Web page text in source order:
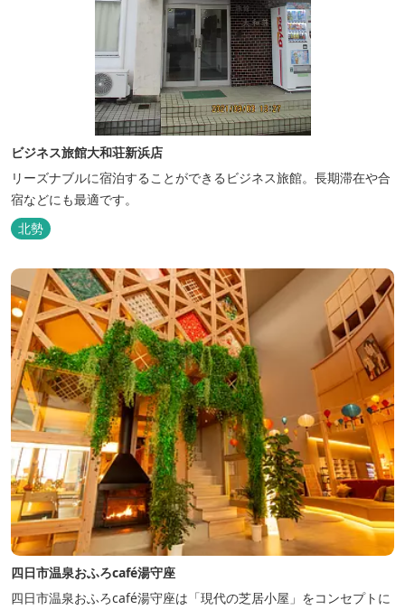
ビジネス旅館大和荘新浜店
リーズナブルに宿泊することができるビジネス旅館。長期滞在や合
宿などにも最適です。
北勢
四日市温泉おふろcafé湯守座
四日市温泉おふろcafé湯守座は「現代の芝居小屋」をコンセプトに